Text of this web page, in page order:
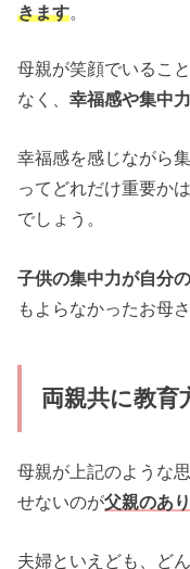
きます。
母親が笑顔でいるこ
なく、幸福感や集中
幸福感を感じながら
ってどれだけ重要か
でしょう。
子供の集中力が自分
もよらなかったお母
両親共に教育
母親が上記のような
せないのが父親のあ
夫婦といえども、ど